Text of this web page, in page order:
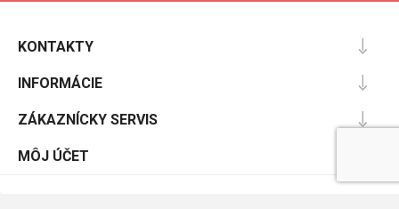
KONTAKTY
INFORMÁCIE
ZÁKAZNÍCKY SERVIS
MÔJ ÚČET